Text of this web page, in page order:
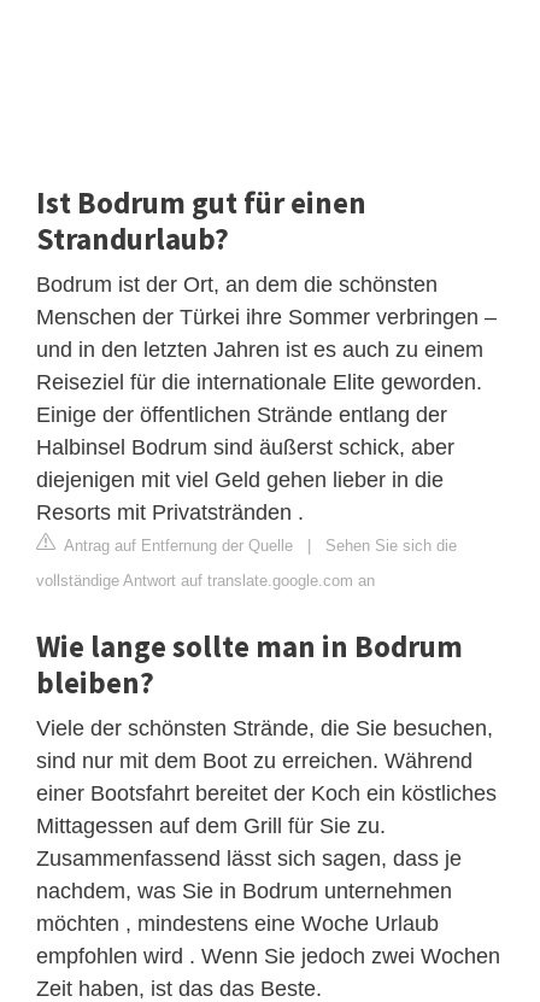
Ist Bodrum gut für einen
Strandurlaub?
Bodrum ist der Ort, an dem die schönsten
Menschen der Türkei ihre Sommer verbringen –
und in den letzten Jahren ist es auch zu einem
Reiseziel für die internationale Elite geworden.
Einige der öffentlichen Strände entlang der
Halbinsel Bodrum sind äußerst schick, aber
diejenigen mit viel Geld gehen lieber in die
Resorts mit Privatstränden .
Antrag auf Entfernung der Quelle | Sehen Sie sich die
vollständige Antwort auf translate.google.com an
Wie lange sollte man in Bodrum
bleiben?
Viele der schönsten Strände, die Sie besuchen,
sind nur mit dem Boot zu erreichen. Während
einer Bootsfahrt bereitet der Koch ein köstliches
Mittagessen auf dem Grill für Sie zu.
Zusammenfassend lässt sich sagen, dass je
nachdem, was Sie in Bodrum unternehmen
möchten , mindestens eine Woche Urlaub
empfohlen wird . Wenn Sie jedoch zwei Wochen
Zeit haben, ist das das Beste.